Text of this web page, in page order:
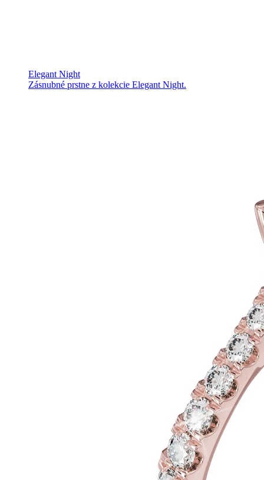
Elegant Night
Zásnubné prstne z kolekcie Elegant Night.